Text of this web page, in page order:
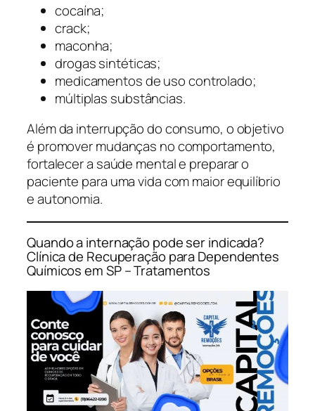
cocaína;
crack;
maconha;
drogas sintéticas;
medicamentos de uso controlado;
múltiplas substâncias.
Além da interrupção do consumo, o objetivo
é promover mudanças no comportamento,
fortalecer a saúde mental e preparar o
paciente para uma vida com maior equilíbrio
e autonomia.
Quando a internação pode ser indicada?
Clínica de Recuperação para Dependentes
Químicos em SP – Tratamentos